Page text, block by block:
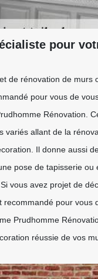
pour
de rénovation de murs
pour vous de
Rénovation.
variés allant de la
Il donne aussi
pose de tapisserie ou
vous avez projet de
recommandé pour vous
Prudhomme
réussie de vos